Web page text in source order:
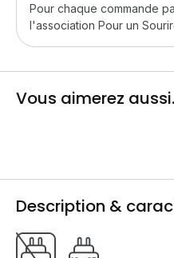
Pour chaque commande
l'association Pour un
Vous aimerez
Description &